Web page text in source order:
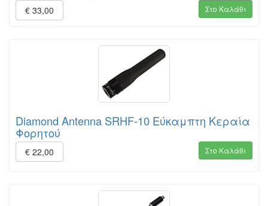
€ 33,00 Στο Καλάθι
Diamond Antenna SRHF-10 Εύκαμπτη Κεραία
Φορητού
€ 22,00 Στο Καλάθι